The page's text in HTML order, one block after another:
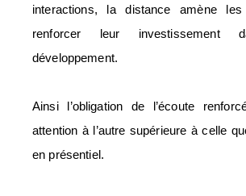
interactions, la distance amène
renforcer leur
développement.
Ainsi l’obligation de l’écoute
attention à l’autre supérieure à celle
en présentiel.